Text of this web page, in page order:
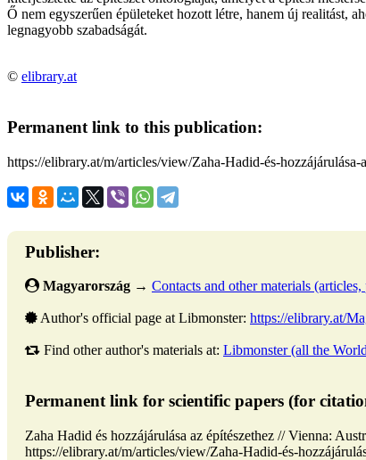
Ő nem egyszerűen épületeket hozott létre, hanem új realitást,
legnagyobb szabadságát.
© elibrary.at
Permanent link to this publication:
https://elibrary.at/m/articles/view/Zaha-Hadid-és-hozzájárulása-
Publisher:
Magyarország → Contacts and other materials
Author's official page at Libmonster: https://elibrary.at/
Find other author's materials at: Libmonster (all the
Permanent link for scientific papers (for
Zaha Hadid és hozzájárulása az építészethez // Vienna:
https://elibrary.at/m/articles/view/Zaha-Hadid-és-